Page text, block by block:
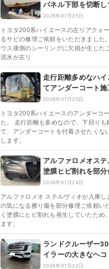
パネル下部を切断
2026年07月25日
トヨタ200系ハイエースの左リアクォ
るサビの修理ご依頼をいただきました
ウス後側のシーリングに欠損が生じた
泥水が左リ
走行距離多めなハ
てアンダーコート施
2026年07月25日
トヨタ200系ハイエースのアンダーコ
た。 走行距離も多めなので、下回り
て、アンダーコートを付着させたくな
します。
アルファロメオス
塗膜ヒビ割れを部分
2026年07月24日
アルファロメオ ステルヴィオが入庫
の気になる擦り傷を部分修理ご依頼い
く塗膜にヒビ割れも発生していたため
ます。
ランドクルーザー
イラーの大きなヘ
2026年07月22日